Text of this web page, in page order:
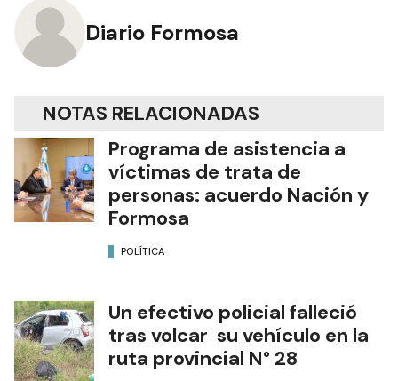
Diario Formosa
NOTAS RELACIONADAS
Programa de asistencia a
víctimas de trata de
personas: acuerdo Nación y
Formosa
POLÍTICA
Un efectivo policial falleció
tras volcar su vehículo en la
ruta provincial N° 28